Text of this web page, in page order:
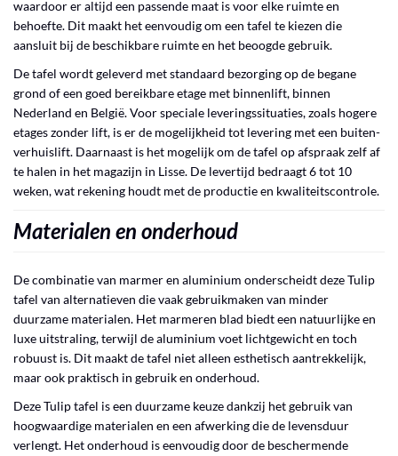
waardoor er altijd een passende maat is voor elke ruimte en
behoefte. Dit maakt het eenvoudig om een tafel te kiezen die
aansluit bij de beschikbare ruimte en het beoogde gebruik.
De tafel wordt geleverd met standaard bezorging op de begane
grond of een goed bereikbare etage met binnenlift, binnen
Nederland en België. Voor speciale leveringssituaties, zoals hogere
etages zonder lift, is er de mogelijkheid tot levering met een buiten-
verhuislift. Daarnaast is het mogelijk om de tafel op afspraak zelf af
te halen in het magazijn in Lisse. De levertijd bedraagt 6 tot 10
weken, wat rekening houdt met de productie en kwaliteitscontrole.
Materialen en onderhoud
De combinatie van marmer en aluminium onderscheidt deze Tulip
tafel van alternatieven die vaak gebruikmaken van minder
duurzame materialen. Het marmeren blad biedt een natuurlijke en
luxe uitstraling, terwijl de aluminium voet lichtgewicht en toch
robuust is. Dit maakt de tafel niet alleen esthetisch aantrekkelijk,
maar ook praktisch in gebruik en onderhoud.
Deze Tulip tafel is een duurzame keuze dankzij het gebruik van
hoogwaardige materialen en een afwerking die de levensduur
verlengt. Het onderhoud is eenvoudig door de beschermende